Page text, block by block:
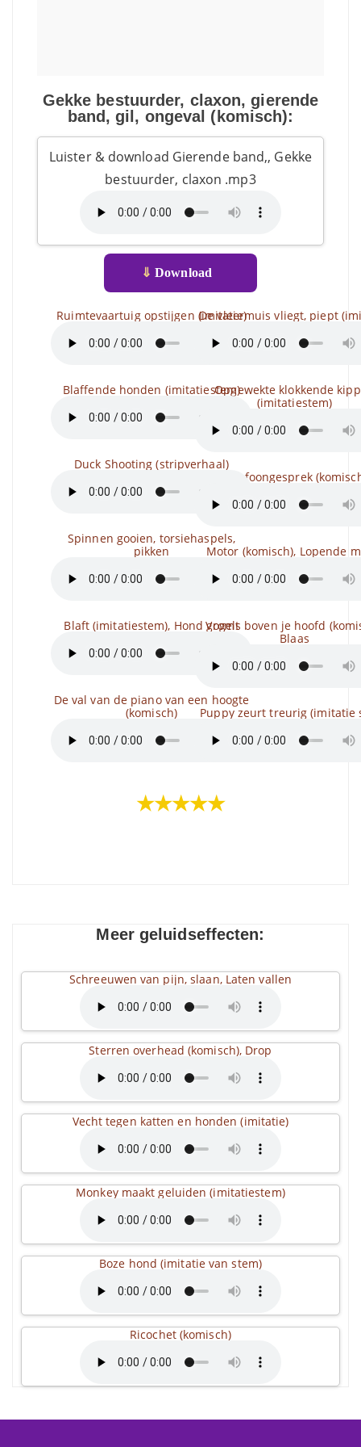
Gekke bestuurder, claxon, gierende
band, gil, ongeval (komisch):
Luister & download Gierende band,, Gekke
bestuurder, claxon .mp3
⇓ Download
Ruimtevaartuig opstijgen (imitatie)
Blaffende honden (imitatiestem)
Duck Shooting (stripverhaal)
Spinnen gooien, torsiehaspels,
pikken
Blaft (imitatiestem), Hond gromt
De val van de piano van een hoogte
(komisch)
De vleermuis vliegt, piept
Opgewekte klokkende
(imitatiestem)
Telefoongesprek
Motor (komisch), Lopende
Vogels boven je hoofd
Blaas
Puppy zeurt treurig (imitatie
★★★★★
Meer geluidseffecten:
Schreeuwen van pijn, slaan, Laten vallen
Sterren overhead (komisch), Drop
Vecht tegen katten en honden (imitatie)
Monkey maakt geluiden (imitatiestem)
Boze hond (imitatie van stem)
Ricochet (komisch)